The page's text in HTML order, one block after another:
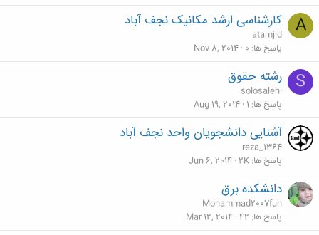
A کارشناسی ارشد مکانیک نجف آباد
atamjid
پاسخ ها 0
Nov 8, 2014
S رشته حقوق
solosalehi
پاسخ ها 1
Aug 19, 2014
آشنایی دانشجویان واحد نجف آباد
reza_1364
پاسخ ها 2K
Jun 6, 2014
دانشکده برق
Mohammad2007fun
پاسخ ها 42
Mar 12, 2014